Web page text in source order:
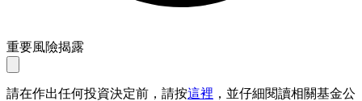
重要風險揭露
請在作出任何投資決定前，請按這裡 ，並仔細閱讀相關基金公